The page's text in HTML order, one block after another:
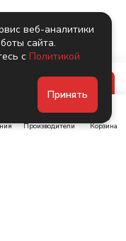
Производители Корзина
веб-аналитики
сайта.
с Политикой
Принять